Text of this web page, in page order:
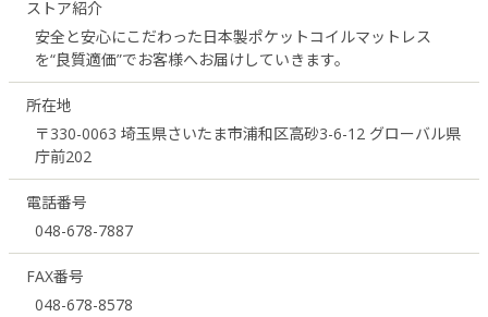
会社概要
日本製ポケットコイルマットレス専門ストア Craftia | © 2009 -
TODEO Co. Ltd.
ストア紹介
安全と安心にこだわった日本製ポケットコイルマットレス
を“良質適価”でお客様へお届けしていきます。
所在地
〒330-0063 埼玉県さいたま市浦和区高砂3-6-12 グローバル県
庁前202
電話番号
048-678-7887
FAX番号
048-678-8578